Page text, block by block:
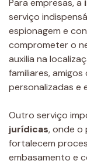
Para empresas, a
serviço
espionagem e
comprometer o
auxilia na
familiares,
personalizadas e
Outro serviço
jurídicas, onde o
fortalecem
embasamento e